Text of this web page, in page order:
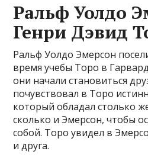
Ральф Уолдо
Генри Дэвид
Ральф Уолдо Эмерсон
время учебы Торо в
они начали становиться
почувствовал в Торо
который обладал столько
сколько и Эмерсон, чтобы
собой. Торо увидел в
и друга.